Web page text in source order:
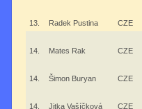
13. Radek Pustina CZE
14. Mates Rak CZE
14. Šimon Buryan CZE
14. Jitka Vašíčková CZE